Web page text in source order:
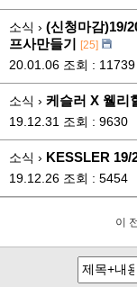
소식 › (신청마감)19/
프사만들기 [25]
20.01.06 조회 : 11739
소식 › 케슬러 X 웰리
19.12.31 조회 : 9630
소식 › KESSLER 19/
19.12.26 조회 : 5454
이